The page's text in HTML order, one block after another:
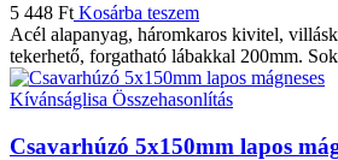
5 448 Ft Kosárba teszem
Acél alapanyag, háromkaros kivitel,
tekerhető, forgatható lábakkal 200mm.
Kívánságlisa Összehasonlítás
Csavarhúzó 5x150mm lapos